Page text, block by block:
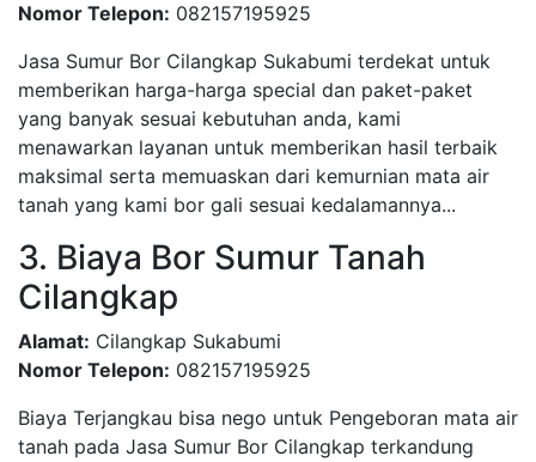
Nomor Telepon: 082157195925
Jasa Sumur Bor Cilangkap Sukabumi terdekat untuk
memberikan harga-harga special dan paket-paket
yang banyak sesuai kebutuhan anda, kami
menawarkan layanan untuk memberikan hasil terbaik
maksimal serta memuaskan dari kemurnian mata air
tanah yang kami bor gali sesuai kedalamannya...
3. Biaya Bor Sumur Tanah
Cilangkap
Alamat: Cilangkap Sukabumi
Nomor Telepon: 082157195925
Biaya Terjangkau bisa nego untuk Pengeboran mata air
tanah pada Jasa Sumur Bor Cilangkap terkandung